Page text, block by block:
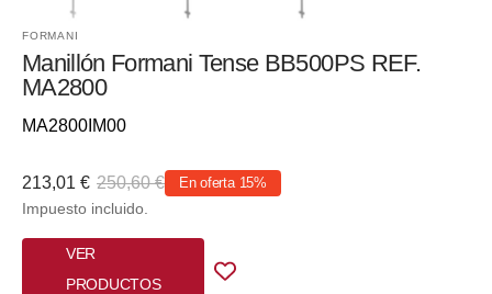
FORMANI
Manillón Formani Tense BB500PS REF.
MA2800
Referencia::
MA2800IM00
Precio
de
venta
213,01 €
Precio
250,60 € En oferta 15%
Impuesto incluido.
VER
PRODUCTOS